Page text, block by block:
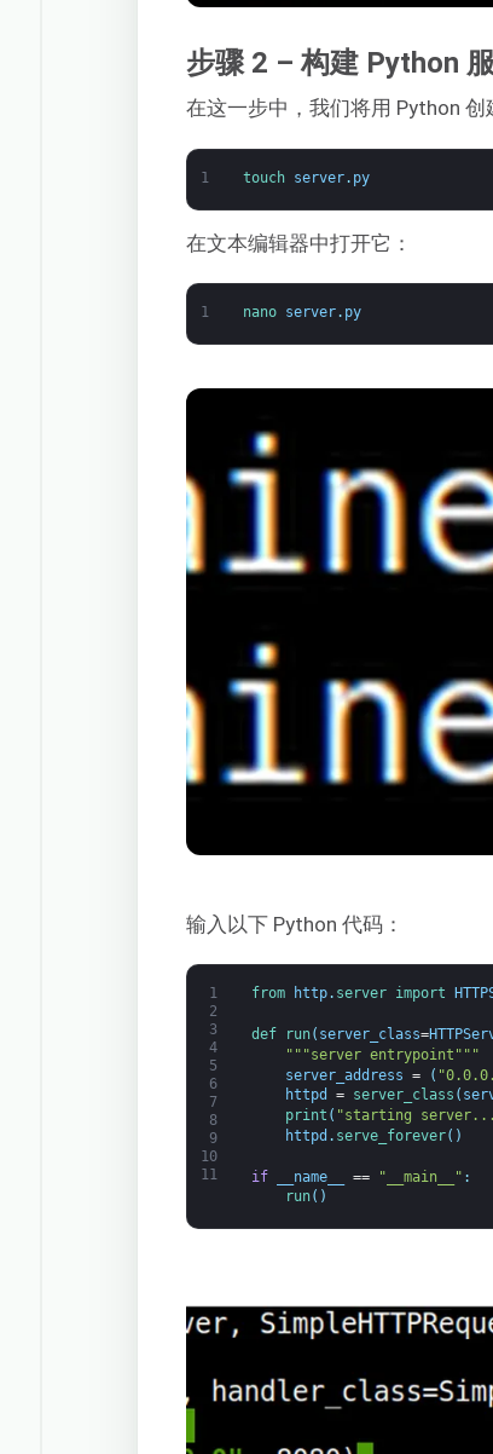
步骤 2 – 构建 Python
在这一步中，我们将用 Python
1 touch server. py
在文本编辑器中打开它：
1 nano server. py
输入以下 Python 代码：
1
2
3
4
5
6
7
8
9
10
11
from http. server import
def run( server_class=
"" "server entrypoint" ""
server_address = (
httpd
= server_class (
print ( "starting
httpd . serve_forever( )
if __name__ == "__main__" :
run( )